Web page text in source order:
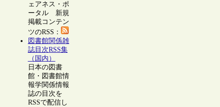
ェアネス・ポ
ータル 新規
掲載コンテン
ツのRSS：
図書館関係雑
誌目次RSS集
（国内）
日本の図書
館・図書館情
報学関係情報
誌の目次を
RSSで配信し